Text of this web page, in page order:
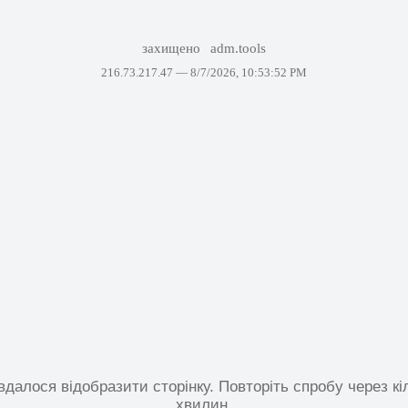
захищено adm.tools
216.73.217.47 — 8/7/2026, 10:53:52 PM
відобразити сторінку. Повторіть спробу через